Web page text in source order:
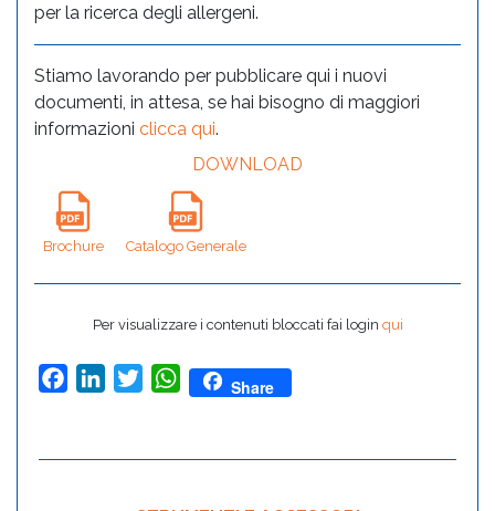
per la ricerca degli allergeni.
Stiamo lavorando per pubblicare qui i nuovi
documenti, in attesa, se hai bisogno di maggiori
informazioni clicca qui.
DOWNLOAD
Brochure Catalogo Generale
Per visualizzare i contenuti bloccati fai login qui
FacebookLinkedInTwitterWhatsApp
Share